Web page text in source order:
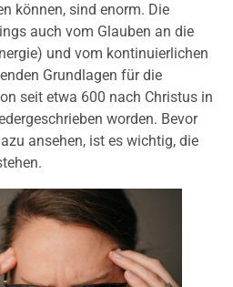
können, sind enorm. Die
auch vom Glauben an die
und vom kontinuierlichen
Grundlagen für die
seit etwa 600 nach Christus in
worden. Bevor
ansehen, ist es wichtig, die